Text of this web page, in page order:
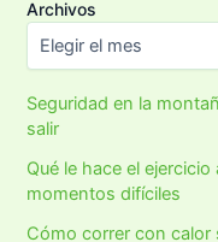
Archivos
Seguridad en la
salir
Qué le hace el
momentos difíciles
Cómo correr con calor